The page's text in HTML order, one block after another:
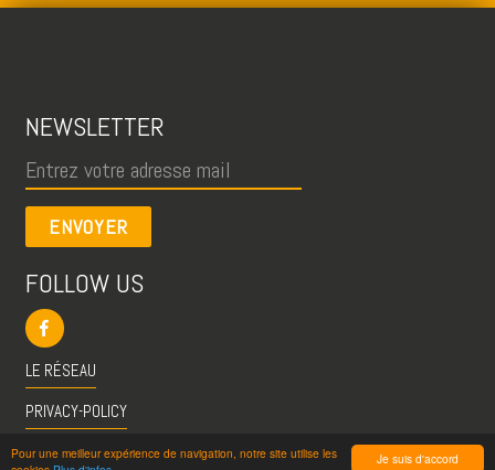
Je suis d'accord
Pour une meilleur expérience de navigation, notre site utilise les
NEWSLETTER
ENVOYER
FOLLOW US
LE RÉSEAU
PRIVACY-POLICY
CGU